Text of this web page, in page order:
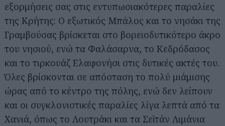
εξορμήσεις σας στις εντυπωσιακότερες παραλίες
της Κρήτης: Ο εξωτικός Μπάλος και το νησάκι της
Γραμβούσας βρίσκεται στο βορειοδυτικότερο άκρο
του νησιού, ενώ τα Φαλάσαρνα, το Κεδρόδασος
και το τιρκουάζ Ελαφονήσι στις δυτικές ακτές του.
Όλες βρίσκονται σε απόσταση το πολύ μιάμισης
ώρας από το κέντρο της πόλης, ενώ δεν λείπουν
και οι συγκλονιστικές παραλίες λίγα λεπτά από τα
Χανιά, όπως το Λουτράκι και τα Σεϊτάν Λιμάνια